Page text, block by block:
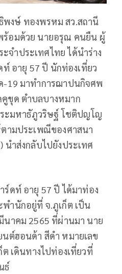
พงษ์ ทองพรหม สว.สถานี
ร้อมด้วย นายอรุณ คนยืน ผู้
จำประเทศไทย ได้นำร่าง
ท์ อายุ 57 ปี นักท่องเที่ยว
-19 มาทำการฌาปนกิจศพ
ขุด ตำบลบางหมาก
ะมหาธัภูวริษฐ์ โชติปญโญ
ตามประเพณีของศาสนา
นำส่งกลับไปยังประเทศ
ร์ดท์ อายุ 57 ปี ได้มาท่อง
พำนักอยู่ที่ จ.ภูเก็ต เป็น
นาคม 2565 ที่ผ่านมา นาย
นต์ฮอนด้า สีดำ หมายเลข
เดินทางไปท่องเที่ยวที่
ธ์